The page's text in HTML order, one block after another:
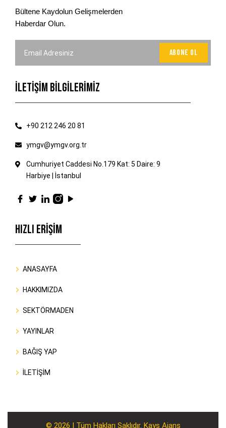
Bültene Kaydolun Gelişmelerden
Haberdar Olun.
İLETİŞİM BİLGİLERİMİZ
+90 212 246 20 81
ymgv@ymgv.org.tr
Cumhuriyet Caddesi No.179 Kat: 5 Daire: 9
Harbiye | İstanbul
HIZLI ERİŞİM
ANASAYFA
HAKKIMIZDA
SEKTÖRMADEN
YAYINLAR
BAĞIŞ YAP
İLETİŞİM
© 2026 | Tüm Hakları Saklıdır. Kays Ajans